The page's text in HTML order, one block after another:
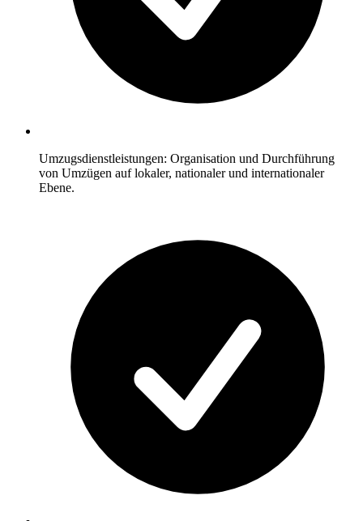
Umzugsdienstleistungen: Organisation und Durchführung
von Umzügen auf lokaler, nationaler und internationaler
Ebene.